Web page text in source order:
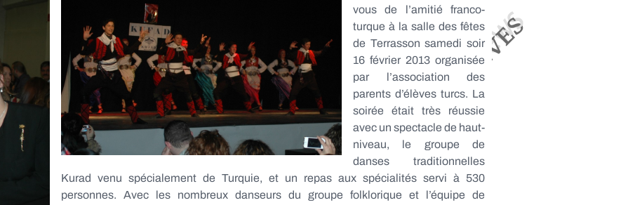
vous de l’amitié franco-
turque à la salle des fêtes
de Terrasson samedi soir
16 février 2013 organisée
par l’association des
parents d’élèves turcs. La
soirée était très réussie
avec un spectacle de haut-
niveau, le groupe de
danses traditionnelles
Kurad venu spécialement de Turquie, et un repas aux spécialités servi à 530
personnes. Avec les nombreux danseurs du groupe folklorique et l’équipe de